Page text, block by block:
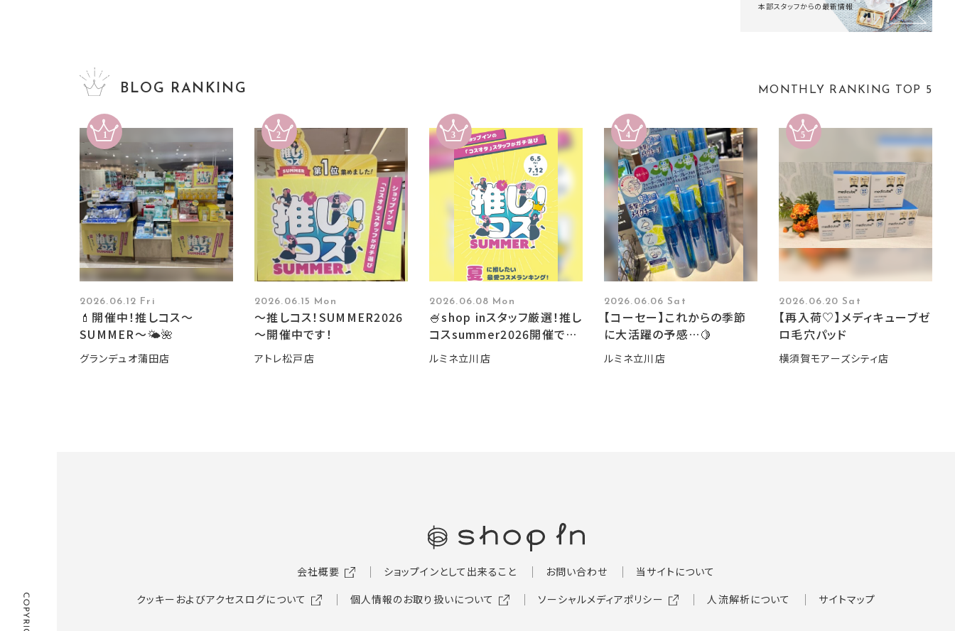
本部スタッフからの最新情報
BLOG RANKING MONTHLY RANKING TOP 5
2026.06.12 Fri
💄開催中！推しコス〜
SUMMER〜🌤️🌺
グランデュオ蒲田店
2026.06.15 Mon
～推しコス！SUMMER2026
～開催中です！
アトレ松戸店
2026.06.08 Mon
🍧shop inスタッフ厳選！推し
コスsummer2026開催です
🍧
ルミネ立川店
2026.06.06 Sat
【コーセー】これからの季節
に大活躍の予感…🍋
ルミネ立川店
2026.06.20 Sat
【再入荷♡】メディキューブゼ
ロ毛穴パッド
横須賀モアーズシティ店
会社概要 ショップインとして出来ること お問い合わせ
当サイトについて
クッキーおよびアクセスログについて
個人情報のお取り扱いについて ソーシャルメディアポリシー 人流解析について サイトマップ